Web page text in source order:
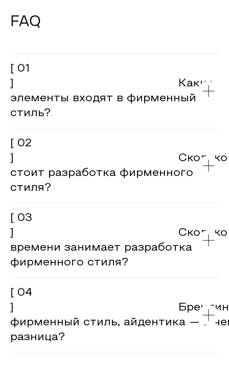
FAQ
[ 01
] Какие
элементы входят в фирменный
стиль?
[ 02
] Сколько
стоит разработка фирменного
стиля?
[ 03
] Сколько
времени занимает разработка
фирменного стиля?
[ 04
]
фирменный стиль, айдентика — в
разница?